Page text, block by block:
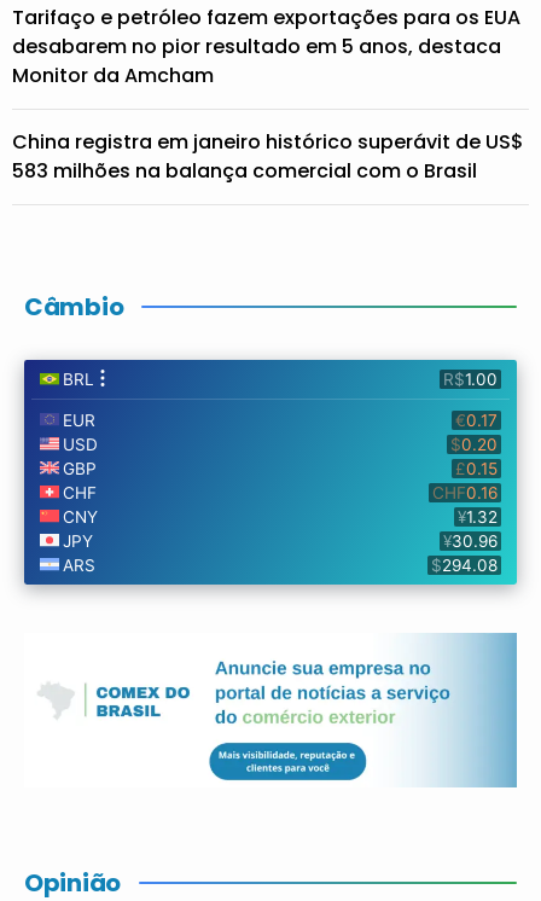
Tarifaço e petróleo fazem exportações para os EUA
desabarem no pior resultado em 5 anos, destaca
Monitor da Amcham
China registra em janeiro histórico superávit de US$
583 milhões na balança comercial com o Brasil
Câmbio
Opinião